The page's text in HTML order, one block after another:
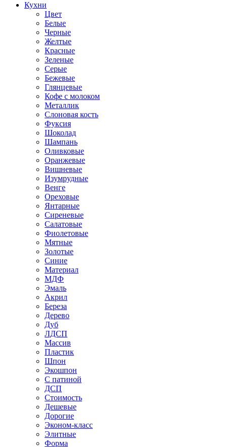
Кухни
Цвет
Белые
Черные
Желтые
Красные
Зеленые
Серые
Бежевые
Глянцевые
Кофе с молоком
Металлик
Слоновая кость
Фуксия
Шоколад
Шампань
Оливковые
Оранжевые
Вишневые
Изумрудные
Венге
Ореховые
Янтарные
Сиреневые
Салатовые
Фиолетовые
Мятные
Золотые
Синие
Материал
МДФ
Эмаль
Акрил
Береза
Дерево
Дуб
ЛДСП
Массив
Пластик
Шпон
Экошпон
С патиной
ДСП
Стоимость
Дешевые
Дорогие
Эконом-класс
Элитные
Форма